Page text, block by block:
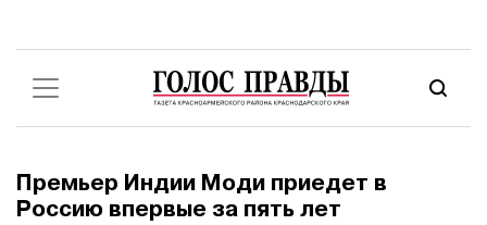
Премьер Индии Моди приедет в
Россию впервые за пять лет